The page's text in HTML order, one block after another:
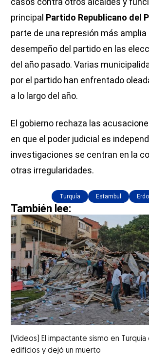
principal Partido Republicano del
parte de una represión más
desempeño del partido en las
del año pasado. Varias
por el partido han enfrentado
a lo largo del año.
El gobierno rechaza las
en que el poder judicial es
investigaciones se centran en la
otras irregularidades.
Turquía Estambul
También lee:
(Videos) El impactante sismo en Turquía
edificios y dejó un muerto